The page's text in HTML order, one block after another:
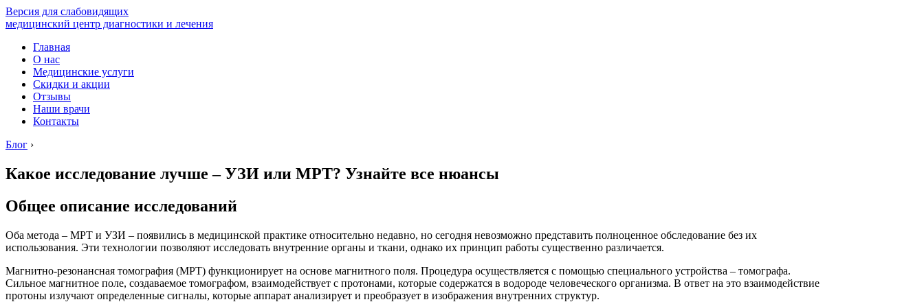
Версия для слабовидящих
медицинский центр диагностики и лечения
Главная
О нас
Медицинские услуги
Скидки и акции
Отзывы
Наши врачи
Контакты
Блог ›
Какое исследование лучше – УЗИ или МРТ? Узнайте все нюансы
Общее описание исследований
Оба метода – МРТ и УЗИ – появились в медицинской практике относительно недавно, но сегодня невозможно представить полноценное обследование без их
использования. Эти технологии позволяют исследовать внутренние органы и ткани, однако их принцип работы существенно различается.
Магнитно-резонансная томография (МРТ) функционирует на основе магнитного поля. Процедура осуществляется с помощью специального устройства – томографа.
Сильное магнитное поле, создаваемое томографом, взаимодействует с протонами, которые содержатся в водороде человеческого организма. В ответ на это взаимодействие
протоны излучают определенные сигналы, которые аппарат анализирует и преобразует в изображения внутренних структур.